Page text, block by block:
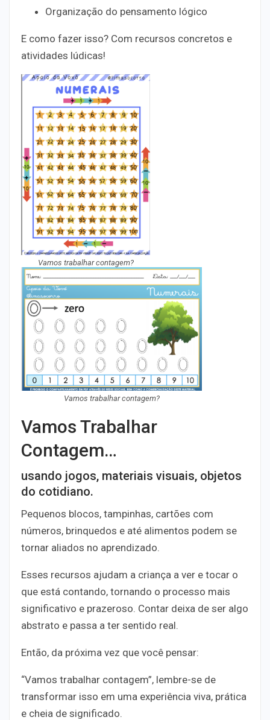
Organização do pensamento lógico
E como fazer isso? Com recursos concretos e
atividades lúdicas!
Vamos trabalhar contagem?
Vamos trabalhar contagem?
Vamos Trabalhar
Contagem…
usando jogos, materiais visuais, objetos
do cotidiano.
Pequenos blocos, tampinhas, cartões com
números, brinquedos e até alimentos podem se
tornar aliados no aprendizado.
Esses recursos ajudam a criança a ver e tocar o
que está contando, tornando o processo mais
significativo e prazeroso. Contar deixa de ser algo
abstrato e passa a ter sentido real.
Então, da próxima vez que você pensar:
“Vamos trabalhar contagem”, lembre-se de
transformar isso em uma experiência viva, prática
e cheia de significado.